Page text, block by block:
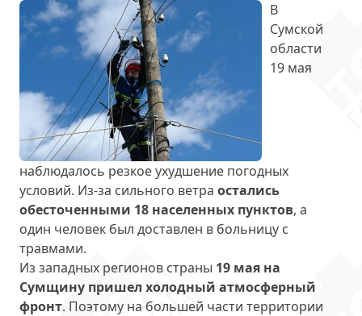
В
Сумской
области
19 мая
наблюдалось резкое ухудшение погодных
условий. Из-за сильного ветра остались
обесточенными 18 населенных пунктов, а
один человек был доставлен в больницу с
травмами.
Из западных регионов страны 19 мая на
Сумщину пришел холодный атмосферный
фронт. Поэтому на большей части территории